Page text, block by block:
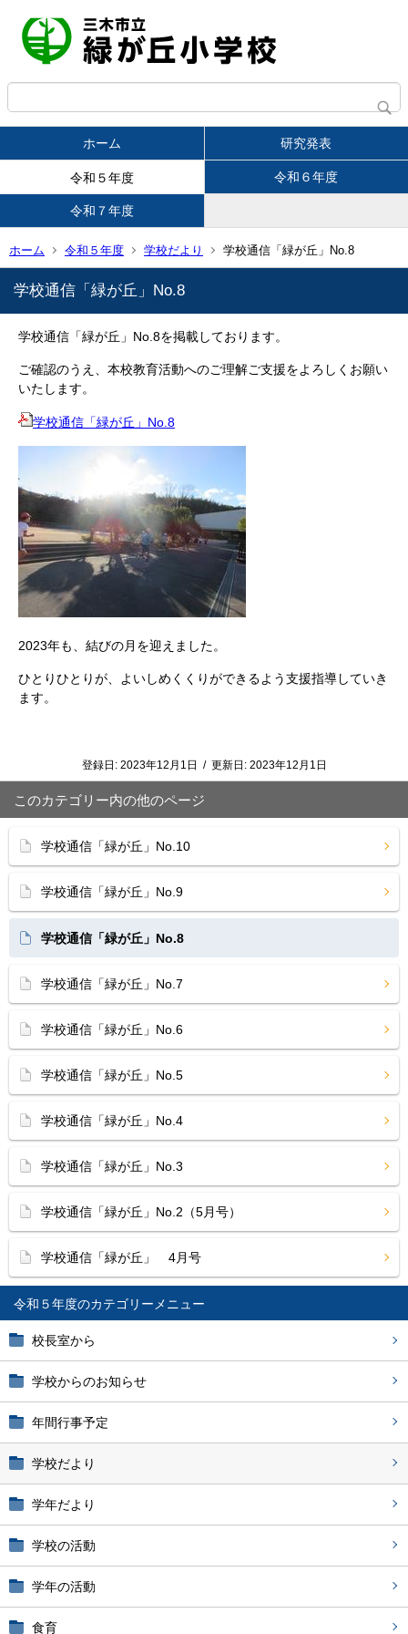
ホーム 研究発表
令和５年度 令和６年度
令和７年度
ホーム 令和５年度 学校だより 学校通信「緑が丘」No.8
令和５年度
校長室から
学校からのお知らせ
年間行事予定
学校だより
学年だより
学校の活動
学年の活動
食育
学校通信「緑が丘」No.8
学校通信「緑が丘」No.8を掲載しております。
ご確認のうえ、本校教育活動へのご理解ご支援をよろしくお願い
いたします。
学校通信「緑が丘」No.8
2023年も、結びの月を迎えました。
ひとりひとりが、よいしめくくりができるよう支援指導していき
ます。
登録日: 2023年12月1日 / 更新日: 2023年12月1日
このカテゴリー内の他のページ
学校通信「緑が丘」No.10
学校通信「緑が丘」No.9
学校通信「緑が丘」No.8
学校通信「緑が丘」No.7
学校通信「緑が丘」No.6
学校通信「緑が丘」No.5
学校通信「緑が丘」No.4
学校通信「緑が丘」No.3
学校通信「緑が丘」No.2（5月号）
学校通信「緑が丘」 4月号